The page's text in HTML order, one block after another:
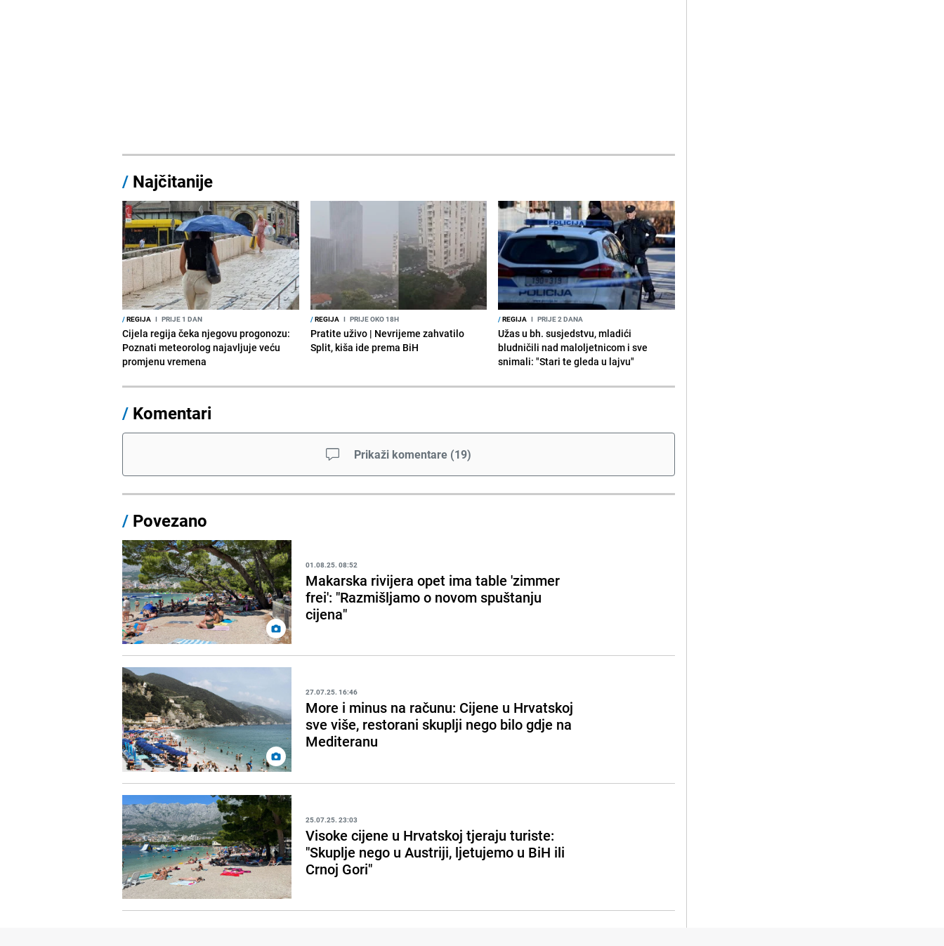
/ Najčitanije
/REGIJA I PRIJE 1 DAN
Cijela regija čeka njegovu progonozu:
Poznati meteorolog najavljuje veću
promjenu vremena
/REGIJA I PRIJE OKO 18H
Pratite uživo | Nevrijeme zahvatilo
Split, kiša ide prema BiH
/REGIJA I PRIJE 2 DANA
Užas u bh. susjedstvu, mladići
bludničili nad maloljetnicom i sve
snimali: "Stari te gleda u lajvu"
/ Komentari
Prikaži komentare (19)
/ Povezano
01.08.25. 08:52
Makarska rivijera opet ima table 'zimmer
frei': "Razmišljamo o novom spuštanju
cijena"
27.07.25. 16:46
More i minus na računu: Cijene u Hrvatskoj
sve više, restorani skuplji nego bilo gdje na
Mediteranu
25.07.25. 23:03
Visoke cijene u Hrvatskoj tjeraju turiste:
"Skuplje nego u Austriji, ljetujemo u BiH ili
Crnoj Gori"